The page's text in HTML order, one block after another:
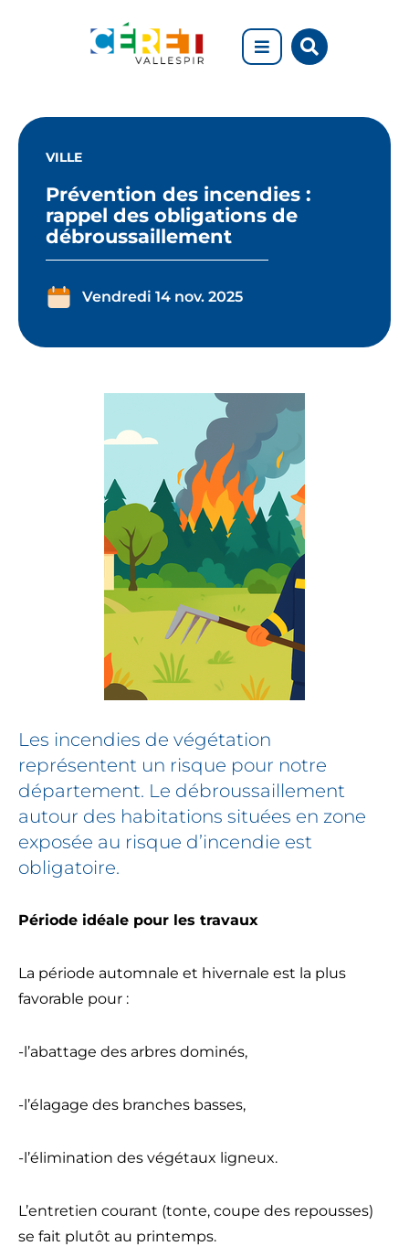
Aller à la recherche
sur
Prévention
des
incendies
rappel
des
obligations
de
VILLE
Prévention des incendies :
rappel des obligations de
débroussaillement
Vendredi 14 nov. 2025
Les incendies de végétation
représentent un risque pour notre
département. Le débroussaillement
autour des habitations situées en zone
exposée au risque d’incendie est
obligatoire.
Période idéale pour les travaux
La période automnale et hivernale est la plus
favorable pour :
-l’abattage des arbres dominés,
-l’élagage des branches basses,
-l’élimination des végétaux ligneux.
L’entretien courant (tonte, coupe des repousses)
se fait plutôt au printemps.